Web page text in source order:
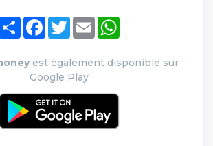
PartagerFacebookTwitterEmail
est également disponible sur
Google Play